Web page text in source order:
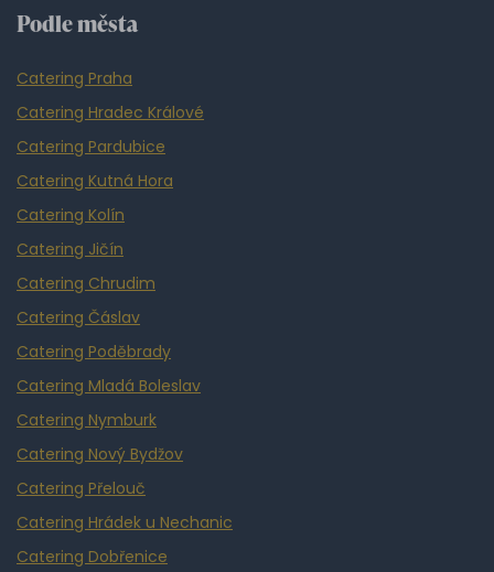
Podle města
Catering Praha
Catering Hradec Králové
Catering Pardubice
Catering Kutná Hora
Catering Kolín
Catering Jičín
Catering Chrudim
Catering Čáslav
Catering Poděbrady
Catering Mladá Boleslav
Catering Nymburk
Catering Nový Bydžov
Catering Přelouč
Catering Hrádek u Nechanic
Catering Dobřenice